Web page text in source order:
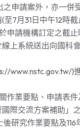
申請案外，亦一
7月31日中午12時截
申請機構訂定之截
上系統送出向國科
www.nstc.gov.tw/)
作業要點、申請表
際交流方案補助」
研究作業要點及116